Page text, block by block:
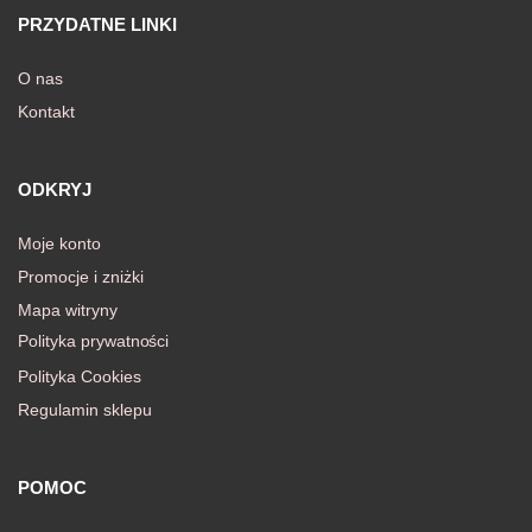
PRZYDATNE LINKI
O nas
Kontakt
ODKRYJ
Moje konto
Promocje i zniżki
Mapa witryny
Polityka prywatności
Polityka Cookies
Regulamin sklepu
POMOC